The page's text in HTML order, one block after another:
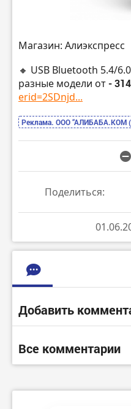
Магазин: Алиэкспресс
🔸 USB Bluetooth 5.4/
разные модели от-
erid=2SDnjd...
Реклама. ООО “АЛИБАБА.КОМ
Поделиться:
Добавить
Все комментарии